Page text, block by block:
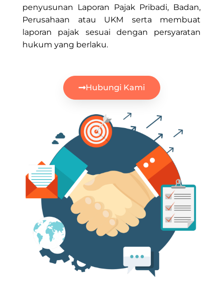
penyusunan Laporan Pajak Pribadi, Badan,
Perusahaan atau UKM serta membuat
laporan pajak sesuai dengan persyaratan
hukum yang berlaku.
Hubungi Kami